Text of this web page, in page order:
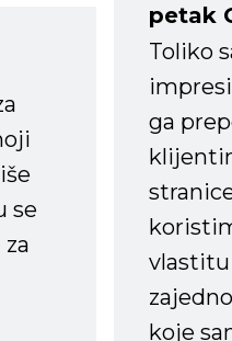
se
petak
Toliko
ga
koje